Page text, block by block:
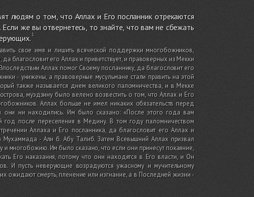
людям о том, что Аллах и Его посланник отрекаются
же вы отвернетесь, то знайте, что вам не сбежать
свое имя и лишить всяческой поддержки многобожников,
благословит его Аллах и приветствует, и правоверных из Мекки
Аллах помог Своему посланнику, да благословит его
- унижены, а правоверные мусульмане стали править на этой
также называется днем великого паломничества, и в Мекке
муэдзину было велено возвестить о том, что Аллах и Его
Аллах больше не имел никаких обязательств перед
ни находились. Им было сказано: «После этого года вам
после переселения в Медину. В том году паломничеством
Аллаха и Его посланника, да благословит его Аллах и
- Али б. Абу Талиб. Затем Всевышний Аллах призвал
и многобожию. Им было сказано, что если они принесут покаяние,
Его наказания, потому что они находятся в Его власти, и Он
И пусть неверующие возрадуются ужасному и мучительному
ожидают смерть, пленение или изгнание, а в Последней жизни -